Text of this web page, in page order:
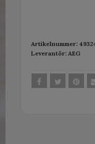
Artikelnummer:
Leverantör: AEG